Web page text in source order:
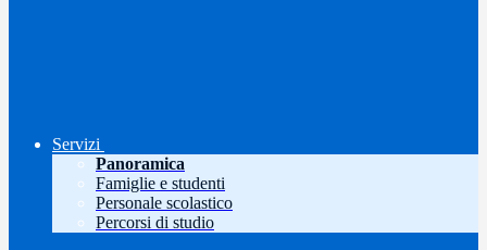
Servizi
Panoramica
Famiglie e studenti
Personale scolastico
Percorsi di studio